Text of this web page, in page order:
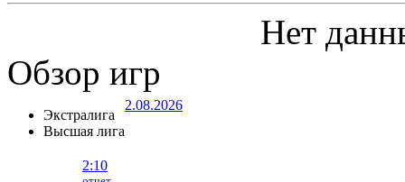
Нет
Обзор игр
Экстралига
Высшая лига
2.08.2026
2:10